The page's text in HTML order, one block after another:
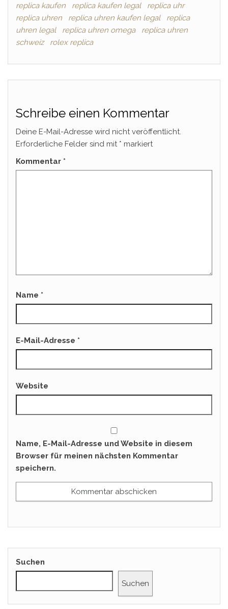
replica kaufen replica kaufen legal
replica uhr
replica uhren
replica uhren kaufen legal
replica
uhren legal
replica uhren omega
replica uhren
schweiz
rolex replica
Schreibe einen Kommentar
Deine E-Mail-Adresse wird nicht veröffentlicht.
Erforderliche Felder sind mit * markiert
Kommentar *
Name *
E-Mail-Adresse *
Website
Name, E-Mail-Adresse und Website in diesem
Browser für meinen nächsten Kommentar
speichern.
Suchen
Suchen